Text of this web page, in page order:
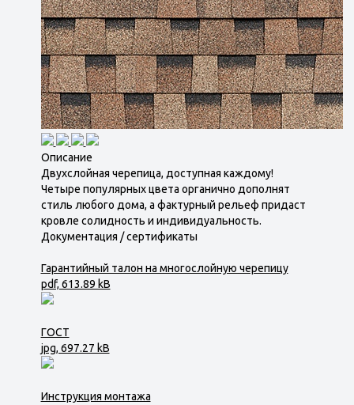
Описание
Двухслойная черепица, доступная каждому!
Четыре популярных цвета органично дополнят
стиль любого дома, а фактурный рельеф придаст
кровле солидность и индивидуальность.
Документация / сертификаты
Гарантийный талон на многослойную черепицу
pdf, 613.89 kB
ГОСТ
jpg, 697.27 kB
Инструкция монтажа